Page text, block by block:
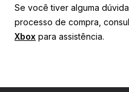
Se você tiver alguma
processo de compra,
Xbox para assistência.